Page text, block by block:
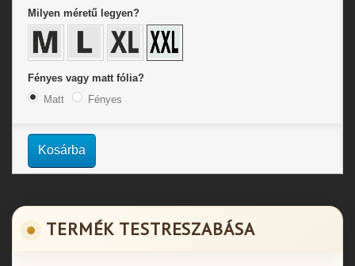
Milyen méretű legyen?
Fényes vagy matt fólia?
Matt
Fényes
Kosárba
TERMÉK TESTRESZABÁSA